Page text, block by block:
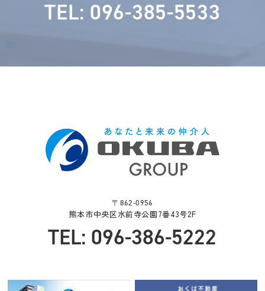
TEL: 096-385-5533
〒862-0956
熊本市中央区水前寺公園7番43号2F
TEL: 096-386-5222